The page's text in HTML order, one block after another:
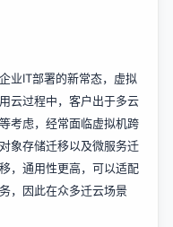
业IT部署的新常态，虚拟
云过程中，客户出于多云
考虑，经常面临虚拟机跨
象存储迁移以及微服务迁
，通用性更高，可以适配
，因此在众多迁云场景